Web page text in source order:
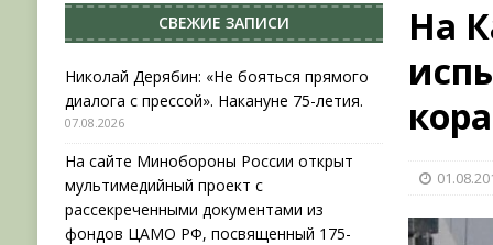
[ 04.08.2026 ] Район плавания – неограничен
[ 04.08.2026 ]
О признании ряда украинских
НОВОСТИ
[ 31.07.2026 ] АВГУСТ В ВОЕННОЙ ИСТОРИИ
[ 07.08.2026 ]
Николай Дерябин: «Не бояться
На
СВЕЖИЕ ЗАПИСИ
Николай Дерябин: «Не бояться прямого
диалога с прессой». Накануне 75-летия.
07.08.2026
На сайте Минобороны России открыт
мультимедийный проект с
рассекреченными документами из
фондов ЦАМО РФ, посвященный 175-